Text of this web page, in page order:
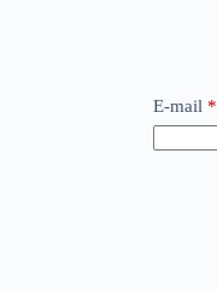
E-mail *